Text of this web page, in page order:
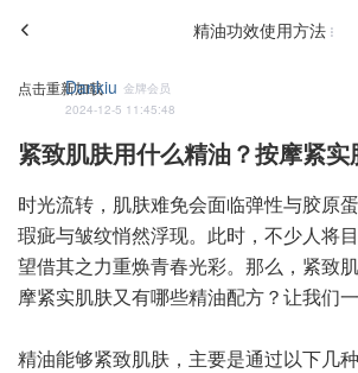
精油功效使用方法
点击重新加载
Dankiu 金牌会员
2024-12-5 11:45:48
紧致肌肤用什么精油？按摩紧
时光流转，肌肤难免会面临弹性与胶原
瑕疵与皱纹悄然浮现。此时，不少人将
望借其之力重焕青春光彩。那么，紧致
摩紧实肌肤又有哪些精油配方？让我们一
精油能够紧致肌肤，主要是通过以下几